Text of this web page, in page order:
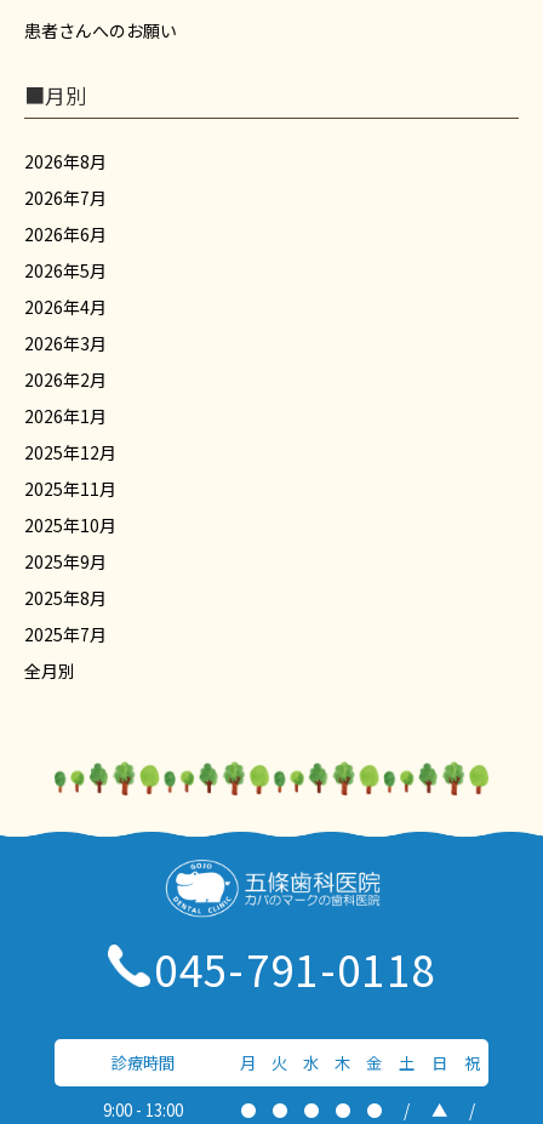
患者さんへのお願い
■月別
2026年8月
2026年7月
2026年6月
2026年5月
2026年4月
2026年3月
2026年2月
2026年1月
2025年12月
2025年11月
2025年10月
2025年9月
2025年8月
2025年7月
全月別
045-791-0118
診療時間 月 火 水 木 金 土 日 祝
9:00 - 13:00 ● ● ● ● ● / ▲ /